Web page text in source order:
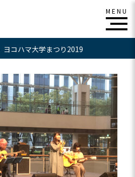
ヨコハマ大学まつり2019